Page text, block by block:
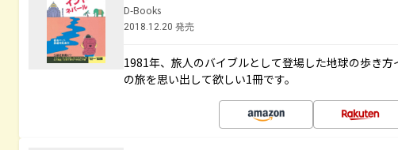
D-Books
2018.12.20 発売
1981年、旅人のバイブルとして登場した地球の歩き
の旅を思い出して欲しい1冊です。